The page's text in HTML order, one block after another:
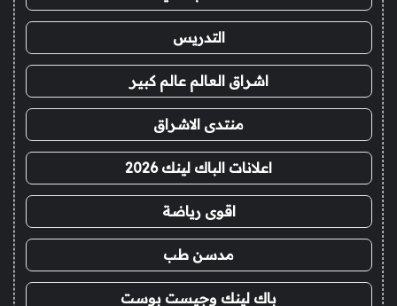
التدريس
اشراق العالم عالم كبير
منتدى الاشراق
اعلانات الباك لينك 2026
اقوى رياضة
مدسن طب
باك لينك وجيست بوست